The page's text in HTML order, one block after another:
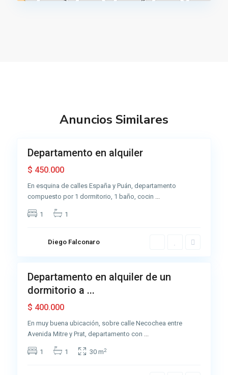
Anuncios Similares
Departamento en alquiler
$ 450.000
En esquina de calles España y Puán, departamento
compuesto por 1 dormitorio, 1 baño, cocin ...
1 1
Diego Falconaro
e
n
t
r
o
A
Departamento en alquiler de un
dormitorio a ...
$ 400.000
En muy buena ubicación, sobre calle Necochea entre
Avenida Mitre y Prat, departamento con ...
1 1 30 m2
t
n
e
r
a
A